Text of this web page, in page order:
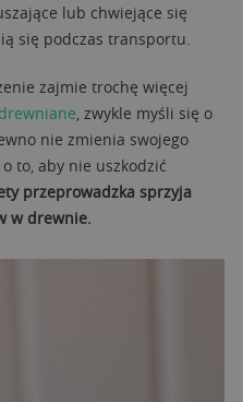
lub chwiejące się
się podczas transportu.
zajmie trochę więcej
, zwykle myśli się o
nie zmienia swojego
to, aby nie uszkodzić
przeprowadzka sprzyja
w drewnie.